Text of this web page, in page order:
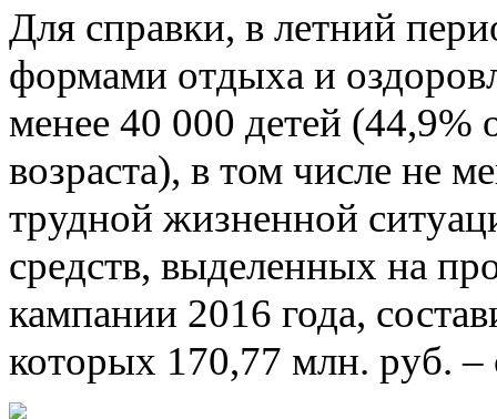
Для справки, в летний
формами отдыха и
менее 40 000 детей (44,9%
возраста), в том числе не
трудной жизненной
средств, выделенных на
кампании 2016 года,
которых 170,77 млн. руб. –